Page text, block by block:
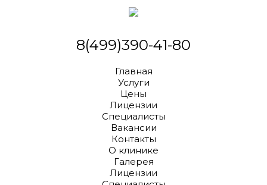
8(499)390-41-80
Главная
Услуги
Цены
Лицензии
Специалисты
Вакансии
Контакты
О клинике
Галерея
Лицензии